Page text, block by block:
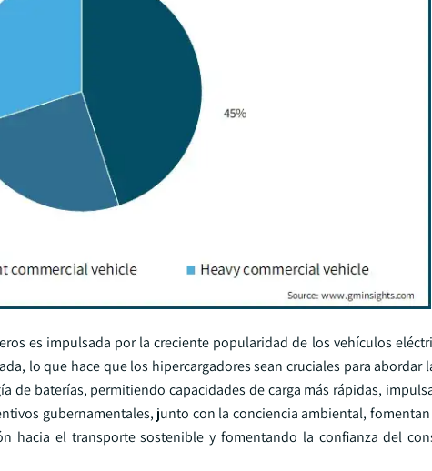
es impulsada por la creciente popularidad de los vehículos
lo que hace que los hipercargadores sean cruciales para abordar
de baterías, permitiendo capacidades de carga más rápidas,
gubernamentales, junto con la conciencia ambiental,
hacia el transporte sostenible y fomentando la confianza del